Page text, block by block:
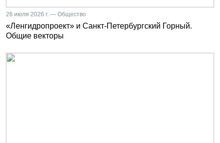
26 июля 2026 г. — Общество
«Ленгидропроект» и Санкт-Петербургский Горный.
Общие векторы